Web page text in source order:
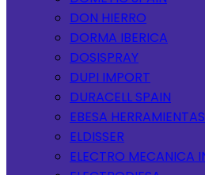
DON HIERRO
DORMA IBERICA
DOSISPRAY
DUPI IMPORT
DURACELL SPAIN
EBESA
ELDISSER
ELECTRO MECANICA